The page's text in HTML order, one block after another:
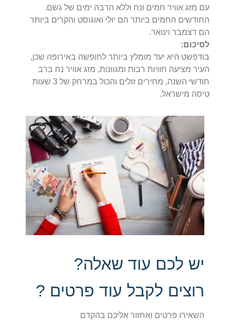
עם מזג אוויר חמים ונח וללא הרבה ימים של גשם.
החודשים החמים ביותר הם יולי ואוגוסט והקרים ביותר
הם דצמבר וינואר.
לסיכום:
בודפשט היא יעד מומלץ ביותר לחופשה באירופה שכן,
העיר מציעה חוויות רבות ומגוונות, מזג אוויר נח ברב
חודשי השנה, מחירים זולים והכול במרחק של 3 שעות
טיסה מישראל.
יש לכם עוד שאלה?
רוצים לקבל עוד פרטים ?
השאירו פרטים ואחזור אליכם בהקדם